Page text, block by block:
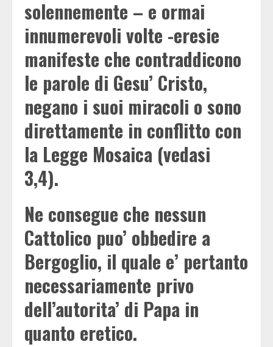
solennemente – e ormai
innumerevoli volte -eresie
manifeste che contraddicono
le parole di Gesu’ Cristo,
negano i suoi miracoli o sono
direttamente in conflitto con
la Legge Mosaica (vedasi
3,4).
Ne consegue che nessun
Cattolico puo’ obbedire a
Bergoglio, il quale e’ pertanto
necessariamente privo
dell’autorita’ di Papa in
quanto eretico.